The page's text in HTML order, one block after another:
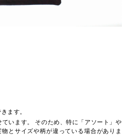
ます。
います。 そのため、特に「アソート」や
とサイズや柄が違っている場合がありま